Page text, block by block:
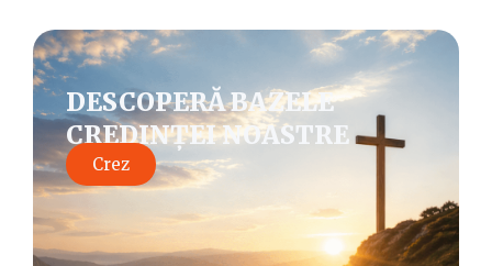
DESCOPERĂ BAZELE
CREDINȚEI NOASTRE
Crez